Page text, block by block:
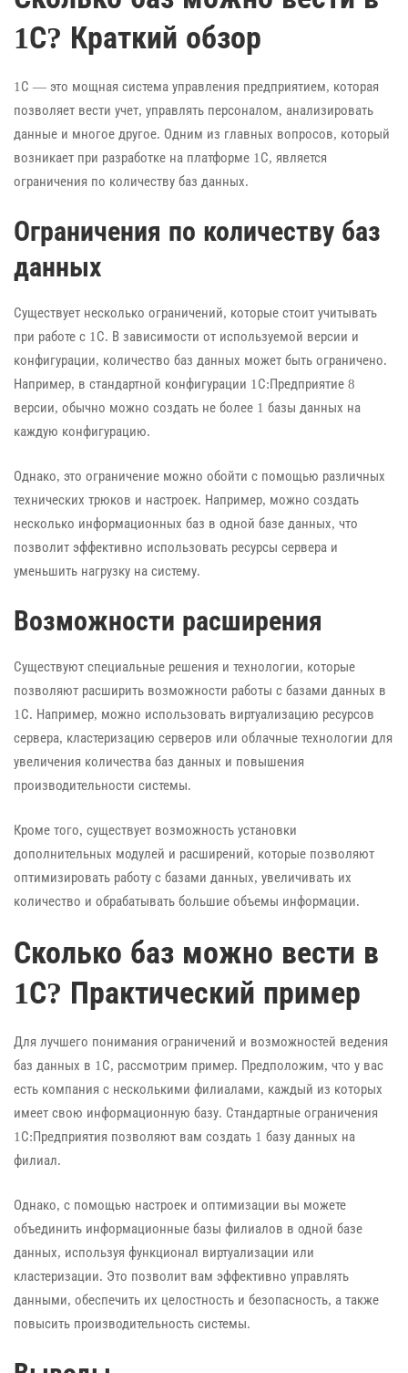
1С? Краткий обзор
1С — это мощная система управления предприятием, которая
позволяет вести учет, управлять персоналом, анализировать
данные и многое другое. Одним из главных вопросов, который
возникает при разработке на платформе 1С, является
ограничения по количеству баз данных.
Ограничения по количеству баз
данных
Существует несколько ограничений, которые стоит учитывать
при работе с 1С. В зависимости от используемой версии и
конфигурации, количество баз данных может быть ограничено.
Например, в стандартной конфигурации 1С:Предприятие 8
версии, обычно можно создать не более 1 базы данных на
каждую конфигурацию.
Однако, это ограничение можно обойти с помощью различных
технических трюков и настроек. Например, можно создать
несколько информационных баз в одной базе данных, что
позволит эффективно использовать ресурсы сервера и
уменьшить нагрузку на систему.
Возможности расширения
Существуют специальные решения и технологии, которые
позволяют расширить возможности работы с базами данных в
1С. Например, можно использовать виртуализацию ресурсов
сервера, кластеризацию серверов или облачные технологии для
увеличения количества баз данных и повышения
производительности системы.
Кроме того, существует возможность установки
дополнительных модулей и расширений, которые позволяют
оптимизировать работу с базами данных, увеличивать их
количество и обрабатывать большие объемы информации.
Сколько баз можно вести в
1С? Практический пример
Для лучшего понимания ограничений и возможностей ведения
баз данных в 1С, рассмотрим пример. Предположим, что у вас
есть компания с несколькими филиалами, каждый из которых
имеет свою информационную базу. Стандартные ограничения
1С:Предприятия позволяют вам создать 1 базу данных на
филиал.
Однако, с помощью настроек и оптимизации вы можете
объединить информационные базы филиалов в одной базе
данных, используя функционал виртуализации или
кластеризации. Это позволит вам эффективно управлять
данными, обеспечить их целостность и безопасность, а также
повысить производительность системы.